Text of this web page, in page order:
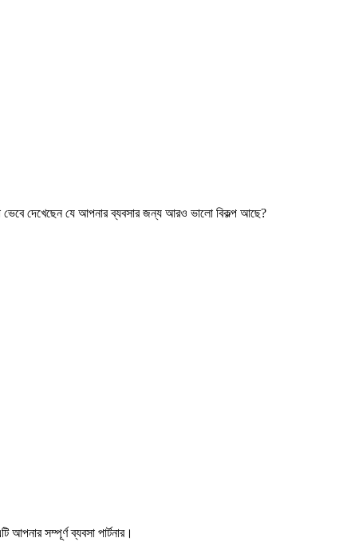
ভেবে দেখেছেন যে আপনার ব্যবসার জন্য আরও ভালো বিকল্প আছে?
সম্পূর্ণ ব্যবসা পার্টনার।